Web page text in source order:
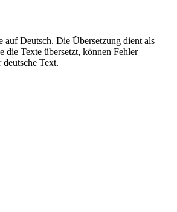
auf Deutsch. Die Übersetzung dient als
die Texte übersetzt, können Fehler
Text.